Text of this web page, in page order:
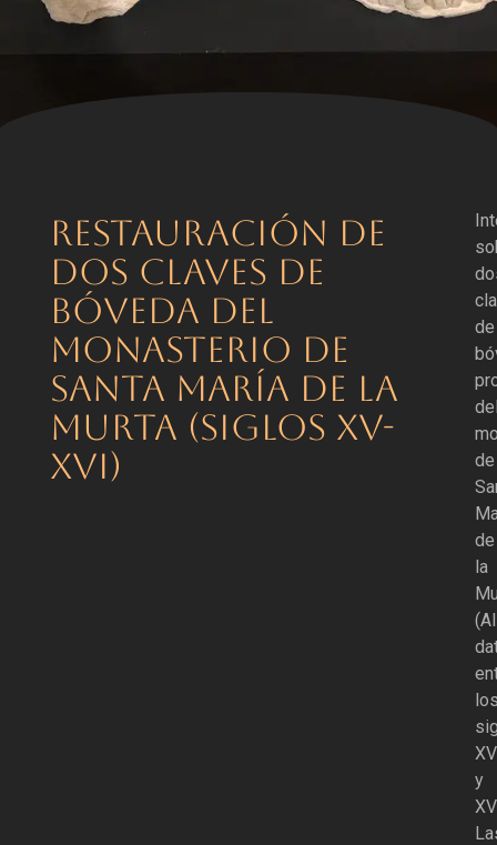
RESTAURACIÓN DE
DOS CLAVES DE
BÓVEDA DEL
MONASTERIO DE
SANTA MARÍA DE LA
MURTA (SIGLOS XV-
XVI)
de
de
de
la
XV
y